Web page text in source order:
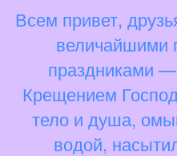
Всем привет,
величайшими
праздниками
Крещением
тело и душа,
водой,